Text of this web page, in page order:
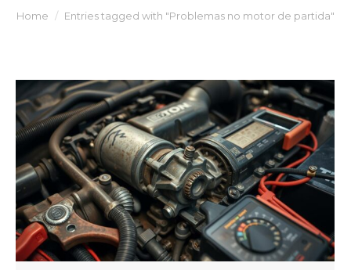
You are here:
Home Entries tagged with "Problemas no motor de partida"